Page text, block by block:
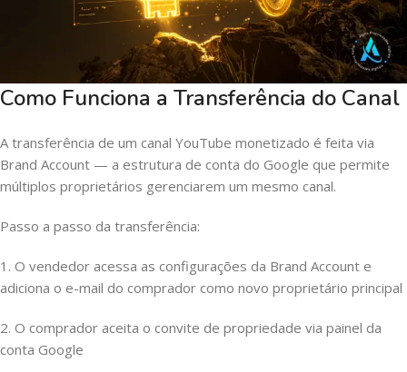
Como Funciona a Transferência do Canal
A transferência de um canal YouTube monetizado é feita via
Brand Account — a estrutura de conta do Google que permite
múltiplos proprietários gerenciarem um mesmo canal.
Passo a passo da transferência:
1. O vendedor acessa as configurações da Brand Account e
adiciona o e-mail do comprador como novo proprietário principal
2. O comprador aceita o convite de propriedade via painel da
conta Google